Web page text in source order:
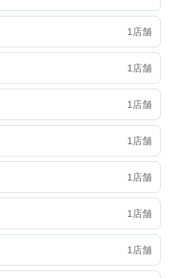
1店舗
1店舗
1店舗
1店舗
1店舗
1店舗
1店舗